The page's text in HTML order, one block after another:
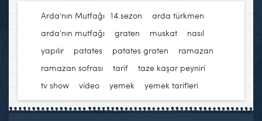
Arda'nın Mutfağı 14.sezon arda türkmen
arda'nın mutfağı
graten muskat
nasıl
yapılır
patates patates graten ramazan
ramazan sofrası
tarif taze kaşar peyniri
tv show
video yemek yemek tarifleri